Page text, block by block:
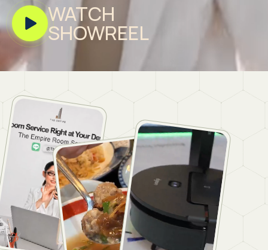
WATCH
SHOWREEL